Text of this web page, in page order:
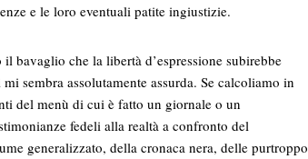
e le loro eventuali patite ingiustizie.
bavaglio che la libertà d’espressione subirebbe
sembra assolutamente assurda. Se calcoliamo in
del menù di cui è fatto un giornale o un
fedeli alla realtà a confronto del
generalizzato, della cronaca nera, delle purtroppo